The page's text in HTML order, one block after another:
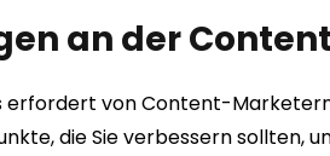
an der
erfordert von Content-
die Sie verbessern